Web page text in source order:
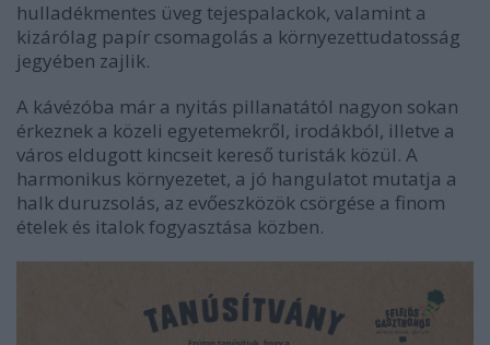
hulladékmentes üveg tejespalackok, valamint a
kizárólag papír csomagolás a környezettudatosság
jegyében zajlik.
A kávézóba már a nyitás pillanatától nagyon sokan
érkeznek a közeli egyetemekről, irodákból, illetve a
város eldugott kincseit kereső turisták közül. A
harmonikus környezetet, a jó hangulatot mutatja a
halk duruzsolás, az evőeszközök csörgése a finom
ételek és italok fogyasztása közben.